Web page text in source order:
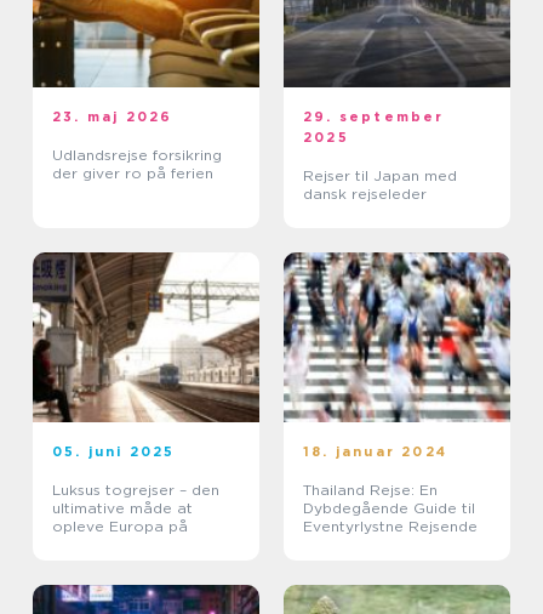
23. maj 2026
Udlandsrejse forsikring
der giver ro på ferien
29. september
2025
Rejser til Japan med
dansk rejseleder
05. juni 2025
Luksus togrejser – den
ultimative måde at
opleve Europa på
18. januar 2024
Thailand Rejse: En
Dybdegående Guide til
Eventyrlystne Rejsende